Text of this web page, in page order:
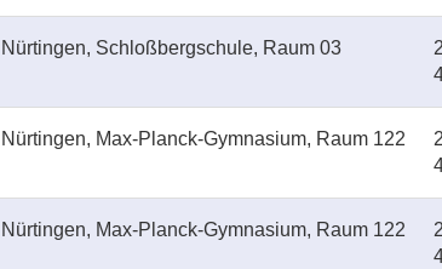
Nürtingen, Schloßbergschule, Raum 03
Nürtingen, Max-Planck-Gymnasium, Raum 122
Nürtingen, Max-Planck-Gymnasium, Raum 122